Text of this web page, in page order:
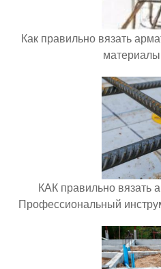
Как правильно вязать
КАК правильно вязать
Профессиональный